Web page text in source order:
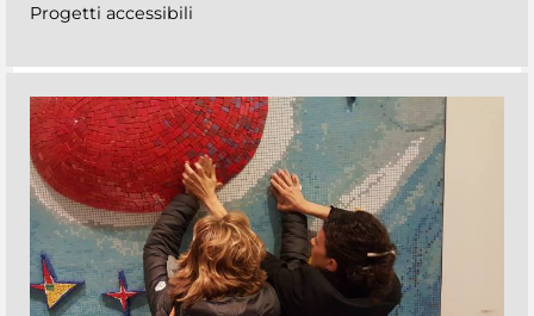
Progetti accessibili